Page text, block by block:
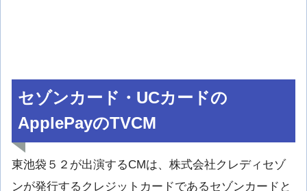
セゾンカード・UCカードの
ApplePayのTVCM
東池袋５２が出演するCMは、株式会社クレディセゾ
ンが発行するクレジットカードであるセゾンカードと